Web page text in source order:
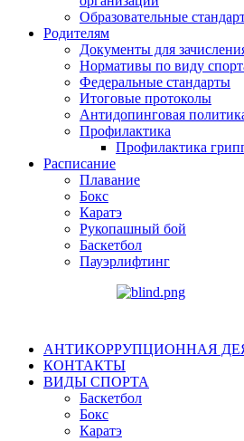
Образовательные
Родителям
Документы для
Нормативы по виду
Федеральные стандарты
Итоговые протоколы
Антидопинговая
Профилактика
Профилактика
Расписание
Плавание
Бокс
Каратэ
Рукопашный бой
Баскетбол
Пауэрлифтинг
АНТИКОРРУПЦИОННАЯ
КОНТАКТЫ
ВИДЫ СПОРТА
Баскетбол
Бокс
Каратэ